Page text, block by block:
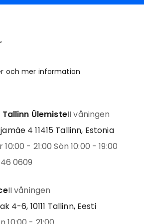
och mer information
ÜlemisteII våningen
4 11415 Tallinn, Estonia
- 21:00 Sön 10:00 - 19:00
0609
II våningen
4-6, 10111 Tallinn, Eesti